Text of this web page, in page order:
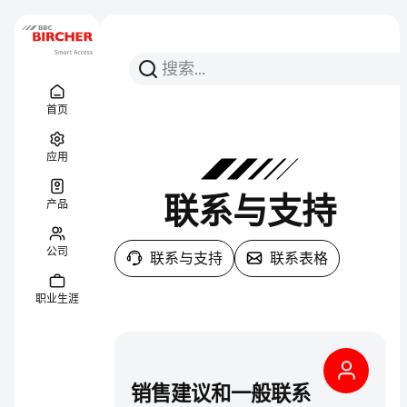
首页
应用
产品
公司
职业生涯
搜索
搜索
联系与支持
联系与支持 联系表格
销售建议和一般联系